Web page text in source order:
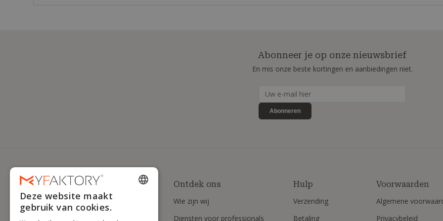
Abonneer je op onze nieuwsbrief
En mis onze beste kortingen en aanbiedingen niet.
Abonneren
Ontdek ons
Wie zijn wij
Diensten voor professionals
Hulp
Verzending
Betaling
Voorwaarden
Algemene
Privacybeleid
Deze website maakt
gebruik van cookies.